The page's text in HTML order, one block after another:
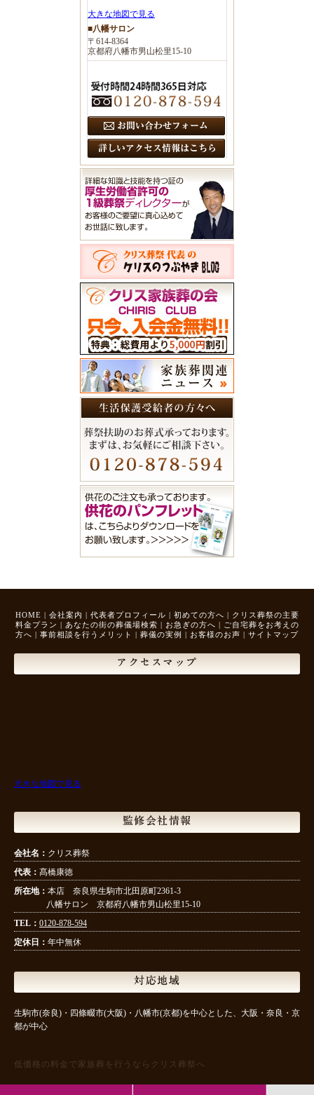
大きな地図で見る
■八幡サロン
〒614-8364
京都府八幡市男山松里15-10
HOME | 会社案内 | 代表者プロフィール | 初めての方へ | クリス葬祭の主要
料金プラン | あなたの街の葬儀場検索 | お急ぎの方へ | ご自宅葬をお考えの
方へ | 事前相談を行うメリット | 葬儀の実例 | お客様のお声 | サイトマップ
アクセスマップ
大きな地図で見る
監修会社情報
会社名： クリス葬祭
代表： 髙橋康徳
所在地： 本店 奈良県生駒市北田原町2361-3
八幡サロン 京都府八幡市男山松里15-10
TEL： 0120-878-594
定休日： 年中無休
対応地域
生駒市(奈良)・四條畷市(大阪)・八幡市(京都)を中心とした、大阪・奈良・京
都が中心
低価格の料金で家族葬を行うならクリス葬祭へ